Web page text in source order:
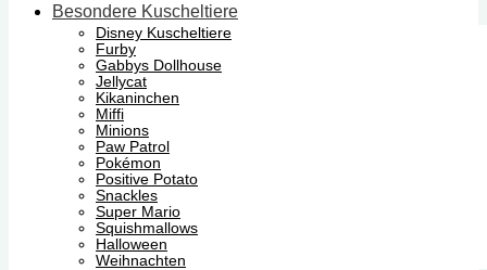
Besondere Kuscheltiere
Disney Kuscheltiere
Furby
Gabbys Dollhouse
Jellycat
Kikaninchen
Miffi
Minions
Paw Patrol
Pokémon
Positive Potato
Snackles
Super Mario
Squishmallows
Halloween
Weihnachten